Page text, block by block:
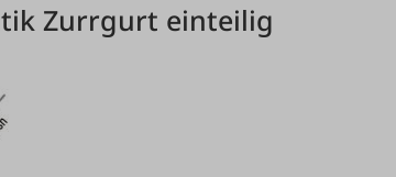
Zurrgurt einteilig